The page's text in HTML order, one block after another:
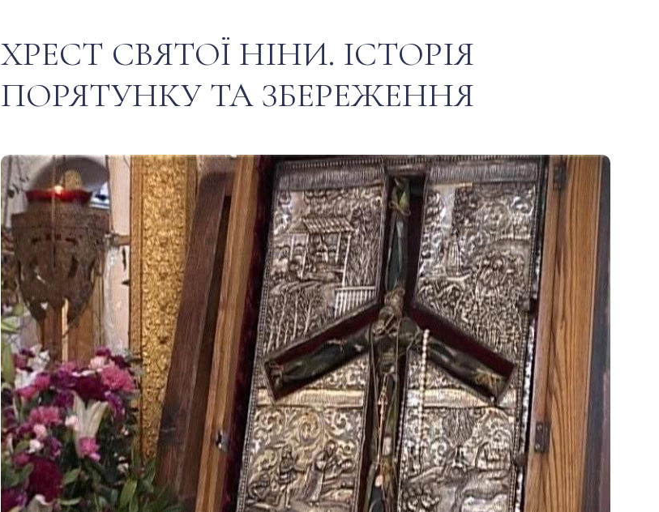
ХРЕСТ СВЯТОЇ НІНИ. ІСТОРІЯ
ПОРЯТУНКУ ТА ЗБЕРЕЖЕННЯ